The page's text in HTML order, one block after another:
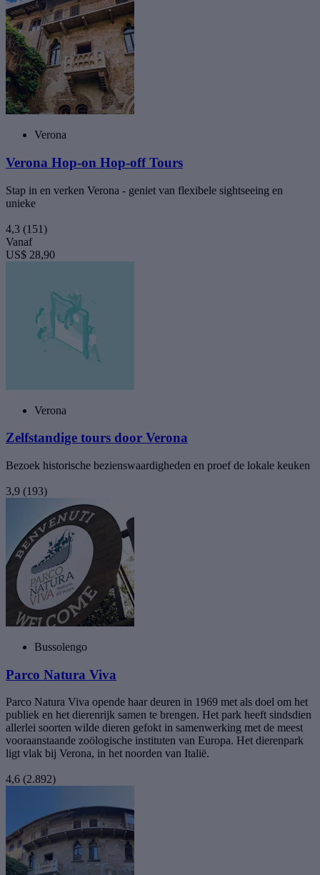
Verona
Verona Hop-on Hop-off Tours
Stap in en verken Verona - geniet van flexibele sightseeing en
unieke
4,3 (151)
Vanaf
US$ 28,90
Verona
Zelfstandige tours door Verona
Bezoek historische bezienswaardigheden en proef de lokale keuken
3,9 (193)
Bussolengo
Parco Natura Viva
Parco Natura Viva opende haar deuren in 1969 met als doel om het
publiek en het dierenrijk samen te brengen. Het park heeft sindsdien
allerlei soorten wilde dieren gefokt in samenwerking met de meest
vooraanstaande zoölogische instituten van Europa. Het dierenpark
ligt vlak bij Verona, in het noorden van Italië.
4,6 (2.892)